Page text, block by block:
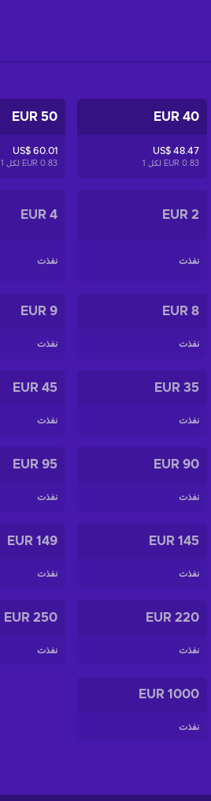
40 EUR
US$ 48.47
0.83 EUR لكل 1
50 EUR
US$ 60.01
0.83 EUR لكل 1
2 EUR
نفذت
4 EUR
نفذت
8 EUR
نفذت
9 EUR
نفذت
35 EUR
نفذت
45 EUR
نفذت
90 EUR
نفذت
95 EUR
نفذت
145 EUR
نفذت
149 EUR
نفذت
220 EUR
نفذت
250 EUR
نفذت
1000 EUR
نفذت